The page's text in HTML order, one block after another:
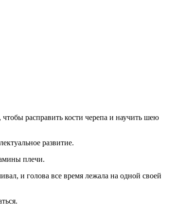
расправить кости черепа и научить шею
развитие.
плечи.
и голова все время лежала на одной своей